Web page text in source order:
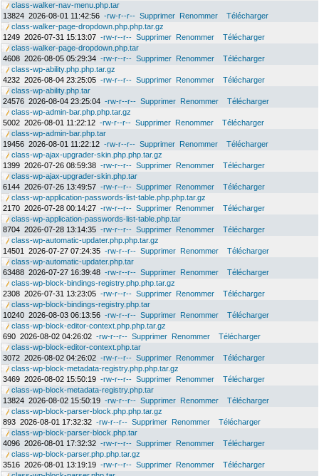
class-walker-nav-menu.php.tar
13824 2026-08-01 11:42:56 -rw-r--r-- Supprimer Renommer
Télécharger
class-walker-page-dropdown.php.php.tar.gz
1249 2026-07-31 15:13:07 -rw-r--r-- Supprimer Renommer
Télécharger
class-walker-page-dropdown.php.tar
4608 2026-08-05 05:29:34 -rw-r--r-- Supprimer Renommer
Télécharger
class-wp-ability.php.php.tar.gz
4232 2026-08-04 23:25:05 -rw-r--r-- Supprimer Renommer
Télécharger
class-wp-ability.php.tar
24576 2026-08-04 23:25:04 -rw-r--r-- Supprimer Renommer
Télécharger
class-wp-admin-bar.php.php.tar.gz
5002 2026-08-01 11:22:12 -rw-r--r-- Supprimer Renommer
Télécharger
class-wp-admin-bar.php.tar
19456 2026-08-01 11:22:12 -rw-r--r-- Supprimer Renommer
Télécharger
class-wp-ajax-upgrader-skin.php.php.tar.gz
1399 2026-07-26 08:59:38 -rw-r--r-- Supprimer Renommer
Télécharger
class-wp-ajax-upgrader-skin.php.tar
6144 2026-07-26 13:49:57 -rw-r--r-- Supprimer Renommer
Télécharger
class-wp-application-passwords-list-table.php.php.tar.gz
2170 2026-07-28 00:14:27 -rw-r--r-- Supprimer Renommer
Télécharger
class-wp-application-passwords-list-table.php.tar
8704 2026-07-28 13:14:35 -rw-r--r-- Supprimer Renommer
Télécharger
class-wp-automatic-updater.php.php.tar.gz
14501
2026-07-27 07:24:35 -rw-r--r-- Supprimer Renommer
Télécharger
class-wp-automatic-updater.php.tar
63488 2026-07-27 16:39:48 -rw-r--r-- Supprimer Renommer
Télécharger
class-wp-block-bindings-registry.php.php.tar.gz
2308 2026-07-31 13:23:05 -rw-r--r-- Supprimer Renommer
Télécharger
class-wp-block-bindings-registry.php.tar
10240 2026-08-03 06:13:56 -rw-r--r-- Supprimer Renommer
Télécharger
class-wp-block-editor-context.php.php.tar.gz
690 2026-08-02 04:26:02 -rw-r--r-- Supprimer Renommer
Télécharger
class-wp-block-editor-context.php.tar
3072 2026-08-02 04:26:02 -rw-r--r-- Supprimer Renommer
Télécharger
class-wp-block-metadata-registry.php.php.tar.gz
3469 2026-08-02 15:50:19 -rw-r--r-- Supprimer Renommer
Télécharger
class-wp-block-metadata-registry.php.tar
13824 2026-08-02 15:50:19 -rw-r--r-- Supprimer Renommer
Télécharger
class-wp-block-parser-block.php.php.tar.gz
893 2026-08-01 17:32:32 -rw-r--r-- Supprimer Renommer
Télécharger
class-wp-block-parser-block.php.tar
4096 2026-08-01 17:32:32 -rw-r--r-- Supprimer Renommer
Télécharger
class-wp-block-parser.php.php.tar.gz
3516 2026-08-01 13:19:19 -rw-r--r-- Supprimer Renommer
Télécharger